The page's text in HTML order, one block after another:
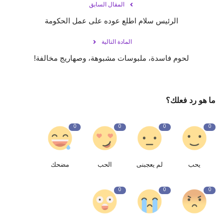
المقال السابق
الرئيس سلام اطلع عوده على عمل الحكومة
المادة التالية
لحوم فاسدة، ملبوسات مشبوهة، وصهاريج مخالفة!
ما هو رد فعلك؟
0
يحب
0
لم يعجبنى
0
الحب
0
مضحك
0
0
0